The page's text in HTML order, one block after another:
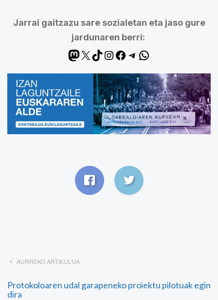
Jarrai gaitzazu sare sozialetan eta jaso gure
jardunaren berri:
AURREKO ARTIKULUA
Protokoloaren udal garapeneko proiektu pilotuak egin
dira